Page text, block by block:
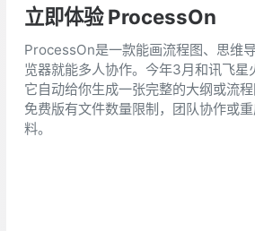
立即体验 ProcessOn
ProcessOn是一款能画流程图、思维
览器就能多人协作。今年3月和讯飞星
它自动给你生成一张完整的大纲或流
免费版有文件数量限制，团队协作或
料。